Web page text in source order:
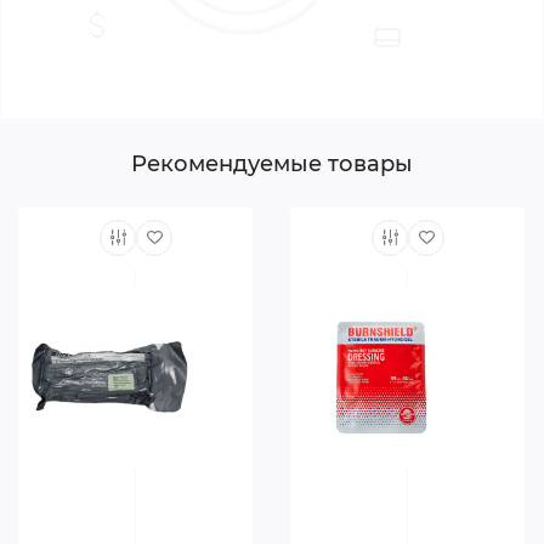
Уложите ее на лицо пострадавшего так, чтобы
Через клапан сделайте вдох в рот пациента и
убедитесь, что грудная клетка поднимается.
Дайте пациенту выдохнуть – воздух выйдет через
клапан.
Рекомендуемые товары